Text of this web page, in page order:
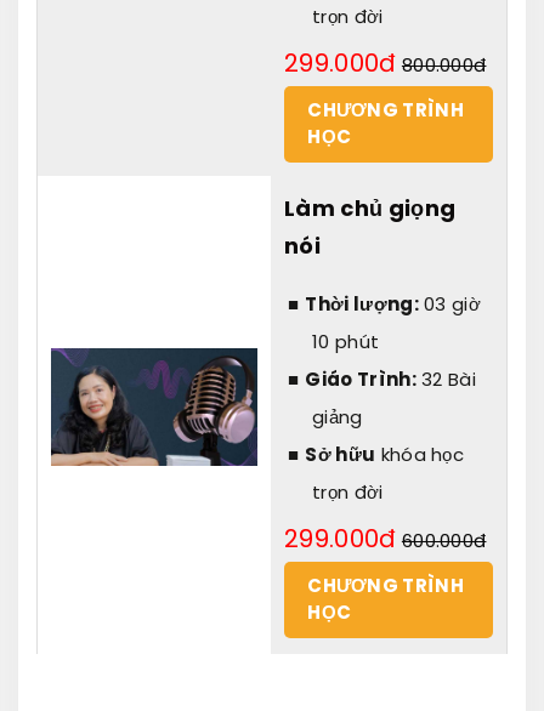
trọn đời
299.000đ 800.000đ
CHƯƠNG TRÌNH
HỌC
Làm chủ giọng
nói
Thời lượng:03 giờ
10 phút
Giáo Trình:32 Bài
giảng
Sở hữu khóa học
trọn đời
299.000đ 600.000đ
CHƯƠNG TRÌNH
HỌC